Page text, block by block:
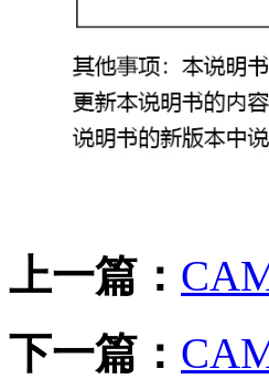
上一篇：
下一篇：